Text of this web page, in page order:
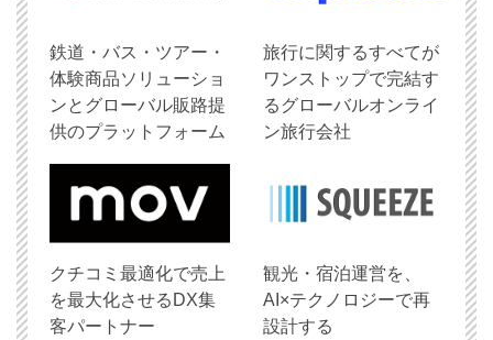
鉄道・バス・ツアー・
体験商品ソリューショ
ンとグローバル販路提
供のプラットフォーム
旅行に関するすべてが
ワンストップで完結す
るグローバルオンライ
ン旅行会社
クチコミ最適化で売上
を最大化させるDX集
客パートナー
観光・宿泊運営を、
AI×テクノロジーで再
設計する